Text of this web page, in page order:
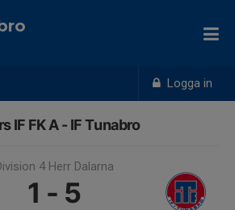
Logga in
IF FK A - IF Tunabro
4 Herr Dalarna
1 - 5